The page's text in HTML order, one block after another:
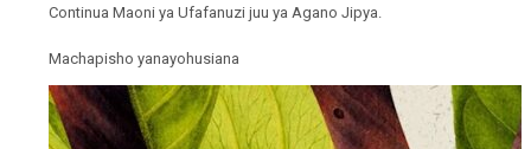
Continua Maoni ya Ufafanuzi juu ya Agano Jipya.
Machapisho yanayohusiana